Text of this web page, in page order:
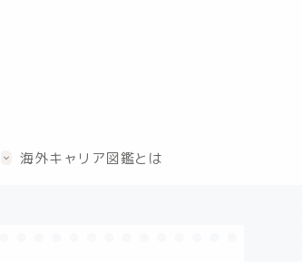
海外キャリア図鑑とは